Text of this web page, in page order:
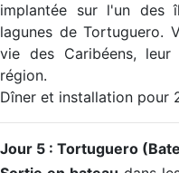
implantée sur l'un des
lagunes de Tortuguero.
vie des Caribéens,
région.
Dîner et installation pour
Jour 5 : Tortuguero